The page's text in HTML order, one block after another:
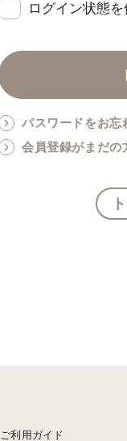
ログイン状態
パスワードをお忘
会員登録がまだの
ご利用ガイド